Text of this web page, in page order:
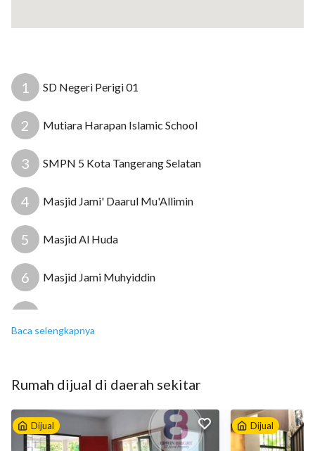
1 SD Negeri Perigi 01
2 Mutiara Harapan Islamic School
3 SMPN 5 Kota Tangerang Selatan
4 Masjid Jami' Daarul Mu'Allimin
5 Masjid Al Huda
6 Masjid Jami Muhyiddin
7
9 Rumah Sakit Aqidah
10 Apotek Surya Sentosa
Baca selengkapnya
Rumah dijual di daerah sekitar
Dijual Dijual